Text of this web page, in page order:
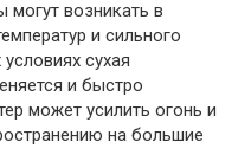
возникать в
и сильного
сухая
и быстро
может усилить огонь и
на большие